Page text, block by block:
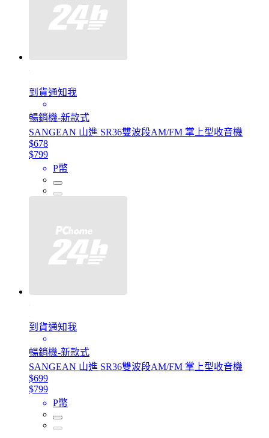
到貨通知我
暢銷機-新款式
SANGEAN 山進 SR36雙波段AM/FM 掌上型收音機
$678
$799
P幣
到貨通知我
暢銷機-新款式
SANGEAN 山進 SR36雙波段AM/FM 掌上型收音機
$699
$799
P幣